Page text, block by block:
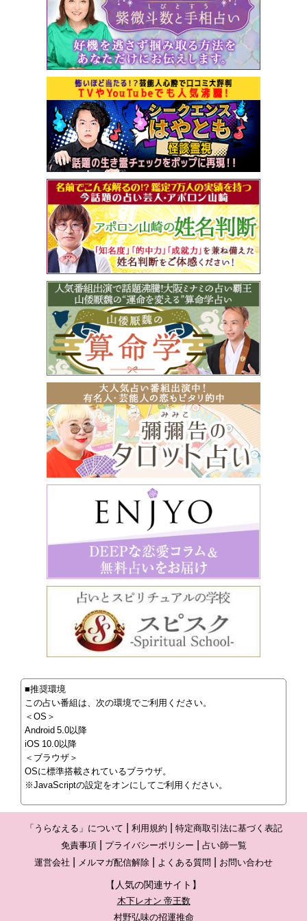
■推奨環境
この占い番組は、次の環境でご利用ください。
＜OS＞
Android 5.0以降
iOS 10.0以降
＜ブラウザ＞
OSに標準搭載されているブラウザ。
※JavaScriptの設定をオンにしてご利用ください。
「うらなえる」について 利用規約
特定商取引法に基づく表記
免責事項
プライバシーポリシー
占い師一覧
運営会社
メルマガ配信解除 よくある質問 お問い合わせ
【人気の関連サイト】
木下レオン 帝王数
村野弘味の招運推命